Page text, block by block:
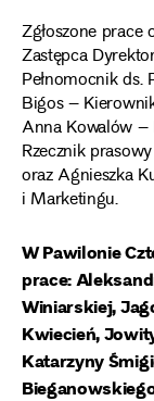
Zgłoszone prace
Zastępca
Pełnomocnik
Bigos –
Anna Kowalów –
Rzecznik prasowy
oraz Agnieszka
i Marketingu.
W Pawilonie
prace:
Winiarskiej,
Kwiecień,
Katarzyny